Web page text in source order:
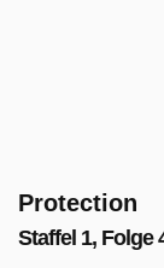
Protection
Staffel 1, Folge